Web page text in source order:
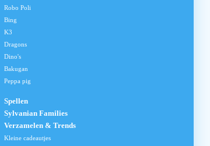
Robo Poli
Bing
K3
Dragons
Dino's
Bakugan
Peppa pig
Spellen
Sylvanian Families
Verzamelen & Trends
Kleine cadeautjes